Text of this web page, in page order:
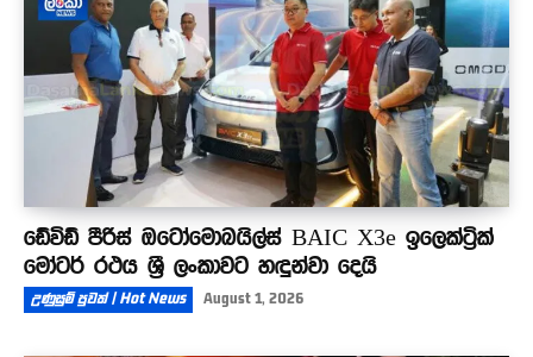
ඩේවිඩ් පීරිස් ඔටෝමොබයිල්ස් BAIC X3e ඉලෙක්ට්‍රික්
මෝටර් රථය ශ්‍රී ලංකාවට හඳුන්වා දෙයි
උණුසුම් පුවත් | Hot News August 1, 2026